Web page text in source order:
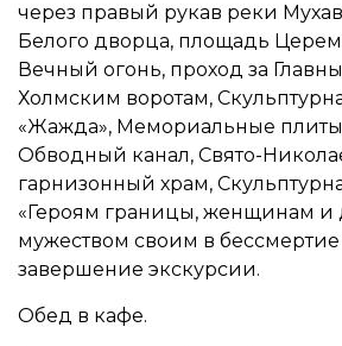
через правый рукав реки
Белого дворца, площадь
Вечный огонь, проход за
Холмским воротам,
«Жажда», Мемориальные
Обводный канал, Свято-
гарнизонный храм,
«Героям границы, женщинам и
мужеством своим в
завершение экскурсии.
Обед в кафе.